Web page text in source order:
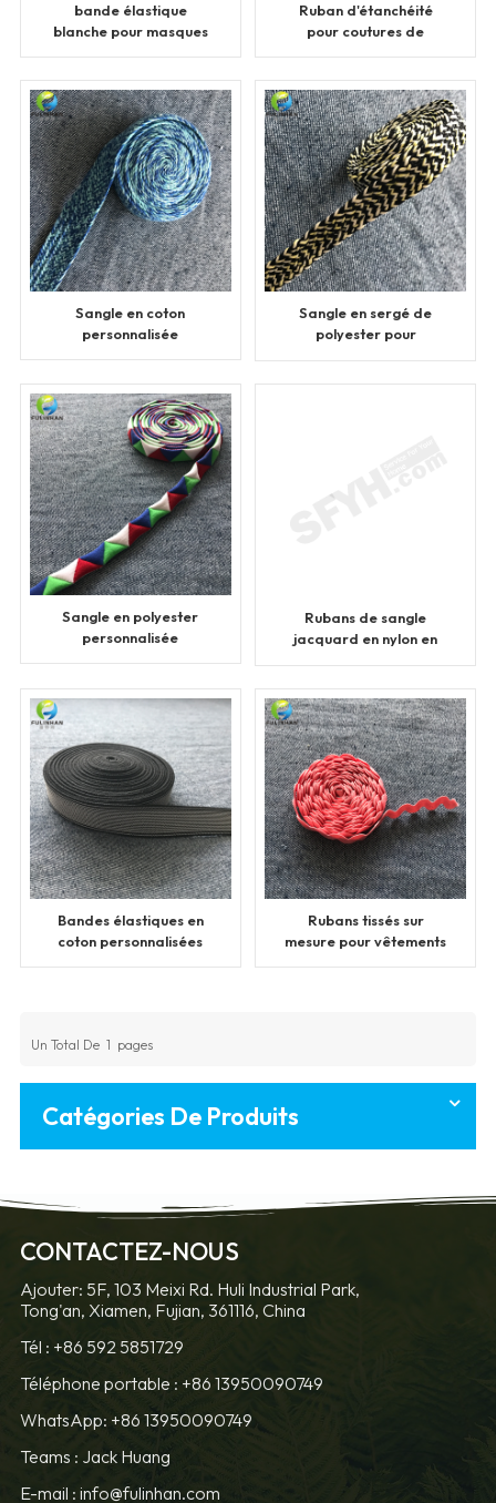
bande élastique
blanche pour masques
Ruban d'étanchéité
pour coutures de
Sangle en coton
personnalisée
Sangle en sergé de
polyester pour
Sangle en polyester
personnalisée
Rubans de sangle
jacquard en nylon en
Bandes élastiques en
coton personnalisées
Rubans tissés sur
mesure pour vêtements
Un Total De 1 Pages
Catégories De Produits
CONTACTEZ-NOUS
Ajouter: 5F, 103 Meixi Rd. Huli Industrial Park,
Tong'an, Xiamen, Fujian, 361116, China
Tél : +86 592 5851729
Téléphone portable : +86 13950090749
WhatsApp: +86 13950090749
Teams : Jack Huang
E-mail : info@fulinhan.com